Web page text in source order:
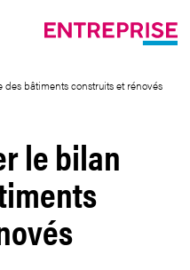
bâtiments construits et rénovés
le bilan